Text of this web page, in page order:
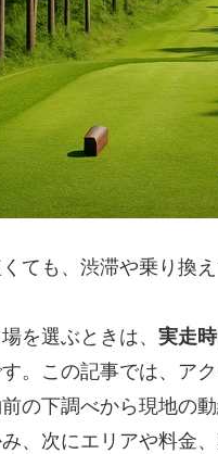
ても、渋滞や乗り換
を選ぶときは、 実走
。この記事では、ア
の下調べから現地の
、次にエリアや料金